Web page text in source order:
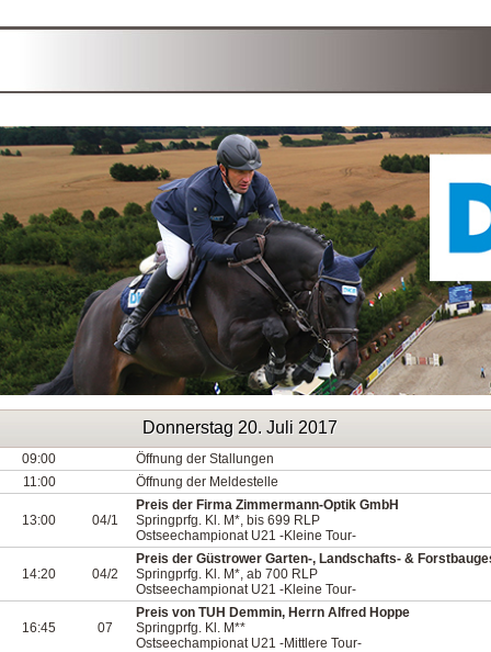
Donnerstag 20. Juli 2017
09:00
Öffnung der Stallungen
11:00
Öffnung der Meldestelle
13:00 04/1
Preis der Firma Zimmermann-Optik GmbH
Springprfg. Kl. M*, bis 699 RLP
Ostseechampionat U21 -Kleine Tour-
14:20 04/2
Preis der Güstrower Garten-, Landschafts- &
Springprfg. Kl. M*, ab 700 RLP
Ostseechampionat U21 -Kleine Tour-
16:45 07
Preis von TUH Demmin, Herrn Alfred Hoppe
Springprfg. Kl. M**
Ostseechampionat U21 -Mittlere Tour-